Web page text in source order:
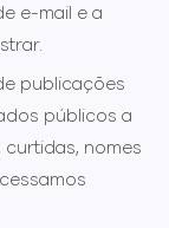
e-mail e a
publicações
públicos a
nomes